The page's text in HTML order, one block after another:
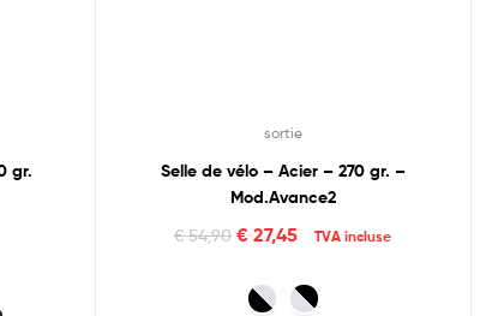
gr.
sortie
Selle de vélo – Acier – 270 gr. –
Mod.Avance2
€54,90 € 27,45 TVA incluse